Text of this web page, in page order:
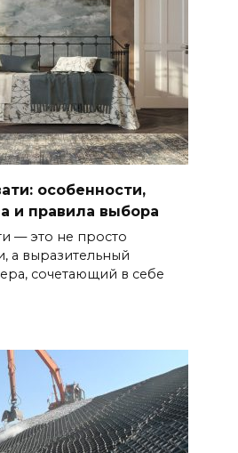
особенности,
и правила выбора
— это не просто
а выразительный
сочетающий в себе